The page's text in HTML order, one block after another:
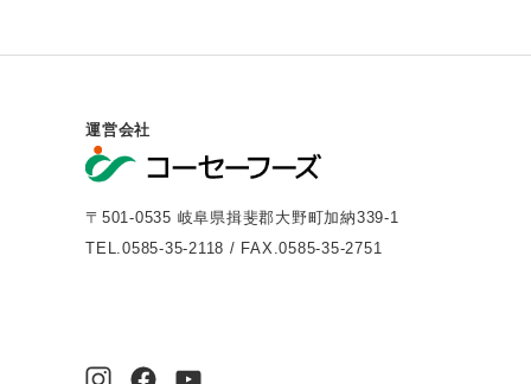
運営会社
〒501-0535 岐阜県揖斐郡大野町加納339-1
TEL.0585-35-2118 / FAX.0585-35-2751